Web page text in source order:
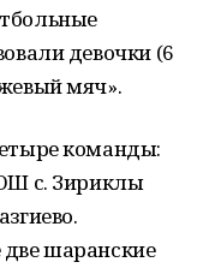
девочки (6
мяч».
команды:
с. Зириклы
шаранские